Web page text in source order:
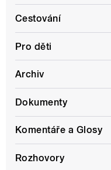
Cestování
Pro děti
Archiv
Dokumenty
Komentáře a Glosy
Rozhovory